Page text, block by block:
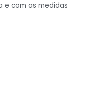
e com as medidas